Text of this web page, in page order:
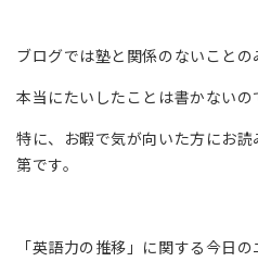
ブログでは塾と関係のないことの
本当にたいしたことは書かないの
特に、お暇で気が向いた方にお
第です。
「英語力の推移」に関する今日の